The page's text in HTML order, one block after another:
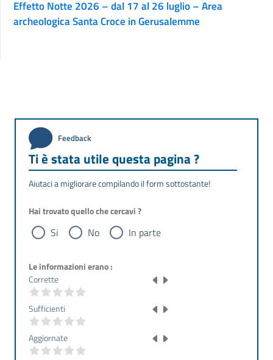
Effetto Notte 2026 – dal 17 al 26 luglio – Area
archeologica Santa Croce in Gerusalemme
Feedback
Ti è stata utile questa pagina ?
Aiutaci a migliorare compilando il form sottostante!
Hai trovato quello che cercavi ?
Si No In parte
Le informazioni erano :
Corrette
Sufficienti
Aggiornate